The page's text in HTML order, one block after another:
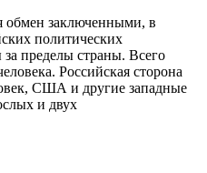
обмен заключенными, в
политических
пределы страны. Всего
Российская сторона
США и другие западные
и двух